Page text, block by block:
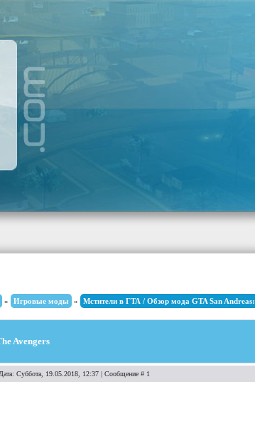
» Игровые моды » Мстители в ГТА / Обзор мода GTA San Andreas:
Avengers
Дата: Суббота, 19.05.2018, 12:37 | Сообщение # 1